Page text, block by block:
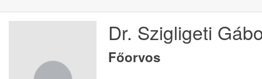
Dr. Szigligeti
Főorvos